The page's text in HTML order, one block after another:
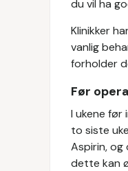
du vil ha
Klinikker
vanlig
forholder
Før
I ukene før
to siste
Aspirin, og
dette kan